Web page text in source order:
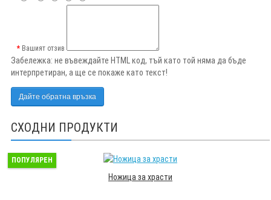
Вашият отзив
Забележка: не въвеждайте HTML код, тъй като той няма да бъде
интерпретиран, а ще се покаже като текст!
Дайте обратна връзка
СХОДНИ ПРОДУКТИ
ПОПУЛЯРЕН
Ножица за храсти